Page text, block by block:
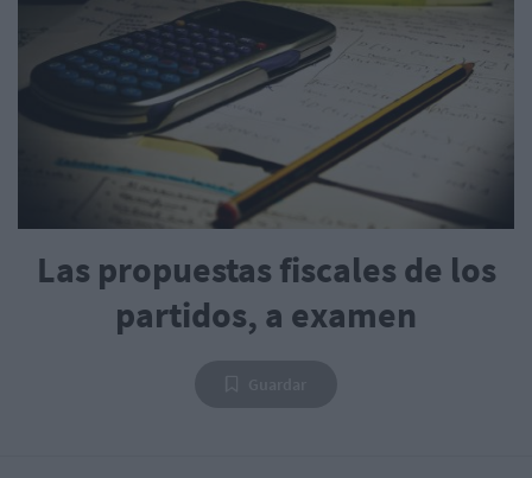
Las propuestas fiscales de los
partidos, a examen